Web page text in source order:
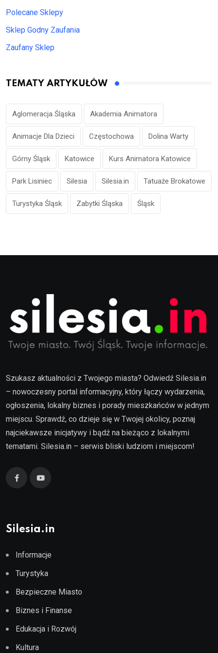
Polecane Sklepy
Sklep Godny Zaufania
Zaufany Sklep
TEMATY ARTYKUŁÓW
Aglomeracja Śląska Akademia Animatora
Animacje Dla Dzieci Częstochowa Dolina Warty
Górny Śląsk Katowice Kurs Animatora Katowice
Park Lisiniec Silesia Silesia.in Tatuaże Brokatowe
Turystyka Śląsk Zabytki Śląska Śląsk
Szukasz aktualności z Twojego miasta? Odwiedź Silesia.in
– nowoczesny portal informacyjny, który łączy wydarzenia,
ogłoszenia, lokalny biznes i porady mieszkańców w jednym
miejscu. Sprawdź, co dzieje się w Twojej okolicy, poznaj
najciekawsze inicjatywy i bądź na bieżąco z lokalnymi
tematami. Silesia.in – serwis bliski ludziom i miejscom!
Silesia.in
Informacje
Turystyka
Bezpieczne Miasto
Biznes i Finanse
Edukacja i Rozwój
Kultura